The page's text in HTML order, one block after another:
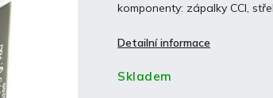
komponenty: zápalky CCI,
Detailní informace
Skladem